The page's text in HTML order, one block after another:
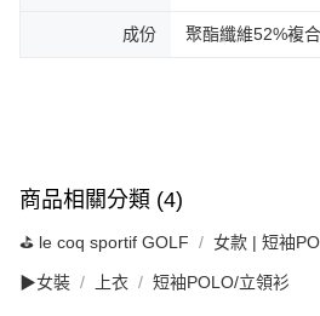
成份 聚酯纖維52%複
商品相關分類 (4)
⛳️ le coq sportif GOLF 女款 | 短袖
▶女裝 上衣 短袖POLO/立領衫